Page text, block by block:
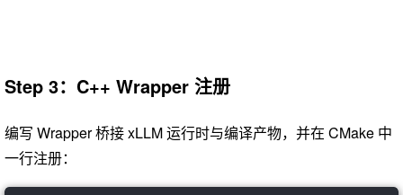
Step 3：C++ Wrapper 注册
编写 Wrapper 桥接 xLLM 运行时与编译产物，并在 CMake 中
一行注册：